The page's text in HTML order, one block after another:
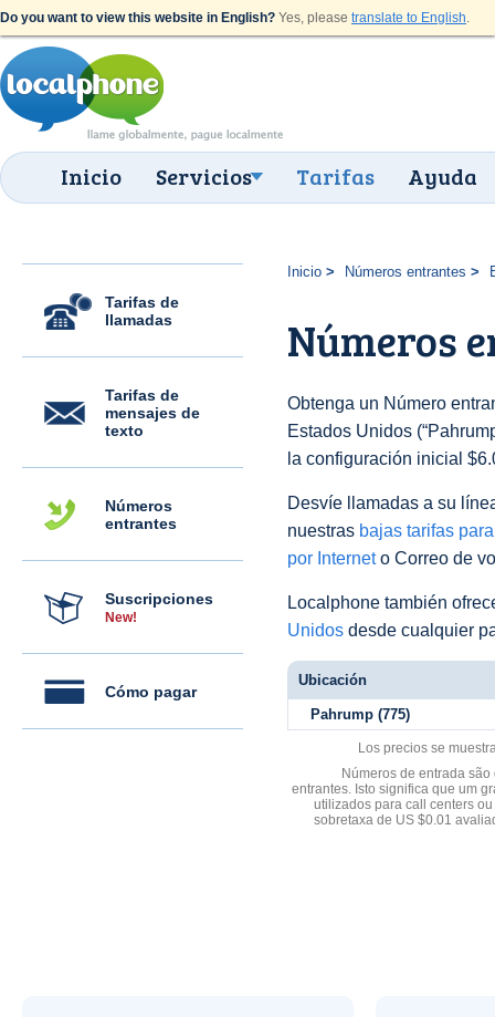
Do you want to view this website in English? Yes, please translate to English.
Inicio Servicios Tarifas Ayuda
Tarifas de
llamadas
Tarifas de
mensajes de
texto
Números
entrantes
Suscripciones
New!
Cómo pagar
Inicio Números entrantes
Números
Obtenga un Número
Estados Unidos
la configuración inicial
Desvíe llamadas a su
nuestras bajas tarifas
por Interneto Correo de
Localphone también
Unidos desde cualquier
Ubicación
Pahrump (775)
Los precios se
Números de entrada
entrantes. Isto significa que um
utilizados para call centers
sobretaxa de US $0.01